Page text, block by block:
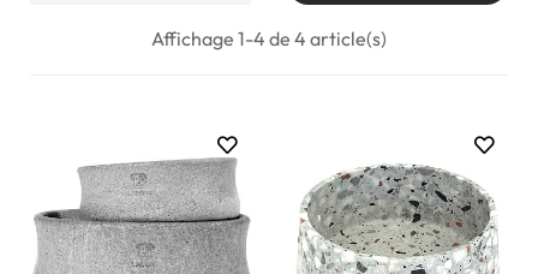
Affichage 1-4 de 4 article(s)